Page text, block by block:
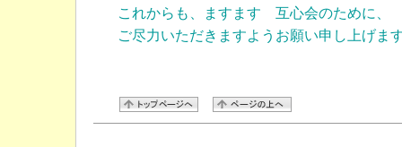
これからも、ますます 互心会のために、
ご尽力いただきますようお願い申し上げま